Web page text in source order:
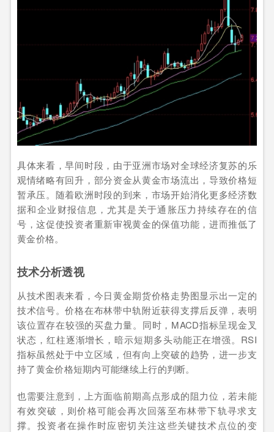
具体来看，早间时段，由于亚洲市场对全球经济复苏的乐
观情绪略有回升，部分资金从黄金市场流出，导致价格短
暂承压。随着欧洲时段的到来，市场开始消化更多经济数
据和企业财报信息，尤其是关于通胀压力持续存在的信
号，这促使投资者重新审视黄金的保值功能，进而推低了
黄金价格。
技术分析透视
从技术图表来看，今日黄金期货价格走势图显示出一定的
技术信号。价格在布林带中轨附近获得支撑后反弹，表明
该位置存在较强的买盘力量。同时，MACD指标呈现金叉
状态，红柱逐渐增长，暗示短期多头动能正在增强。RSI
指标虽然处于中立区域，但有向上突破的趋势，进一步支
持了黄金价格短期内可能继续上行的判断。
也需要注意到，上方面临前期高点形成的阻力位，若未能
有效突破，则价格可能会再次回落至布林带下轨寻求支
撑。投资者在操作时应密切关注这些关键技术点位的变